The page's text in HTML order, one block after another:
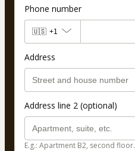
Phone number
🇺🇸 +1
Address
Address line 2 (optional)
E.g.: Apartment B2, second floor.